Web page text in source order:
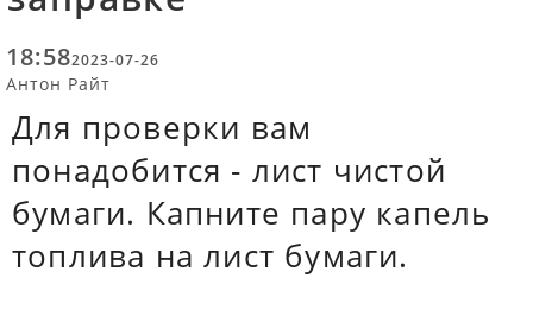
18:582023-07-26
Антон Райт
Для проверки вам
понадобится - лист чистой
бумаги. Капните пару капель
топлива на лист бумаги.